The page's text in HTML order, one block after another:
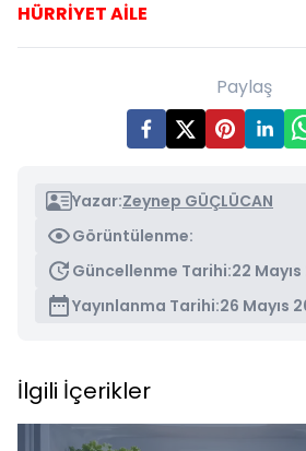
HÜRRİYET AİLE
Paylaş
Yazar:Zeynep GÜÇLÜCAN
Görüntülenme:
Güncellenme Tarihi:22 Mayıs
Yayınlanma Tarihi:26 Mayıs
İlgili İçerikler